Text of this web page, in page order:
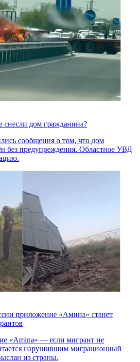
снесли дом гражданина?
сообщения о том, что дом
без предупреждения. Областное УВД
приложение «Амина» станет
«Amina» — если мигрант не
нарушившим миграционный
из страны.